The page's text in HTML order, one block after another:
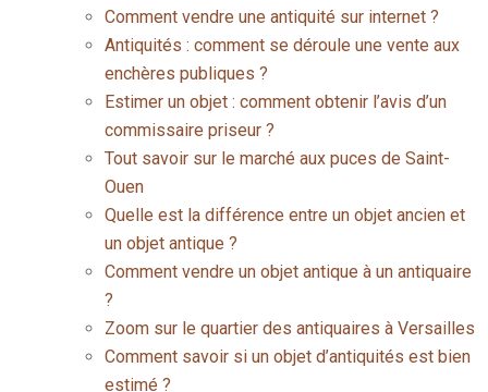
Comment vendre une antiquité sur internet ?
Antiquités : comment se déroule une vente aux
enchères publiques ?
Estimer un objet : comment obtenir l’avis d’un
commissaire priseur ?
Tout savoir sur le marché aux puces de Saint-
Ouen
Quelle est la différence entre un objet ancien et
un objet antique ?
Comment vendre un objet antique à un antiquaire
?
Zoom sur le quartier des antiquaires à Versailles
Comment savoir si un objet d’antiquités est bien
estimé ?